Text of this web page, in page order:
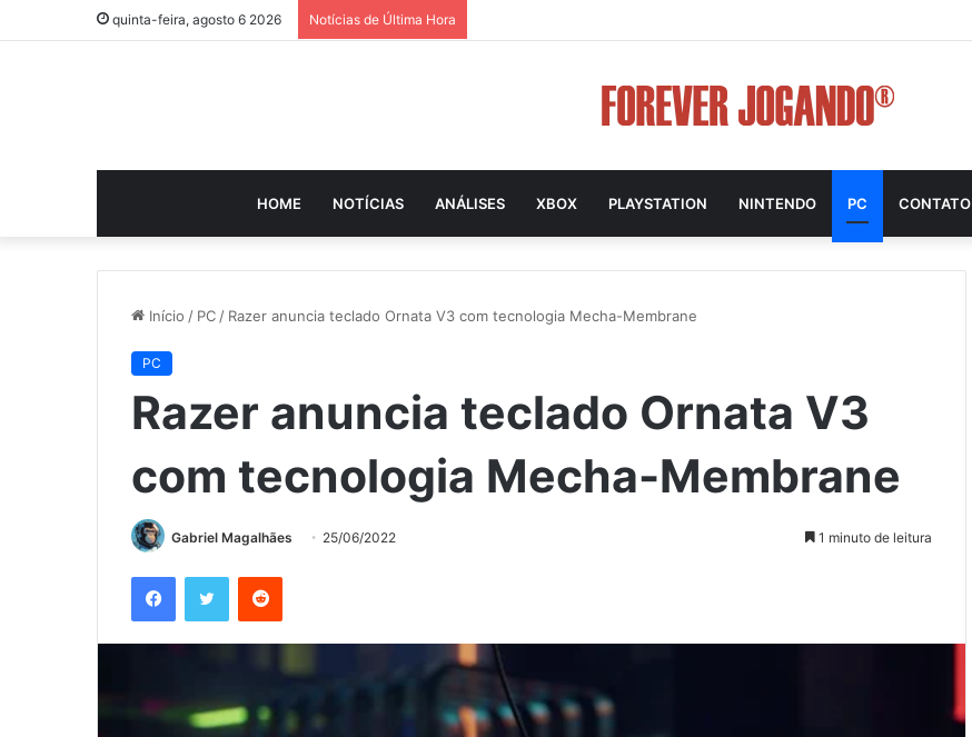
quinta-feira, agosto 6 2026 Notícias de Última Hora
HOME NOTÍCIAS ANÁLISES XBOX PLAYSTATION NINTENDO PC CONTATO
Início / PC / Razer anuncia teclado Ornata V3 com tecnologia Mecha-Membrane
PC
Razer anuncia teclado Ornata V3
com tecnologia Mecha-Membrane
Gabriel Magalhães 25/06/2022 1 minuto de leitura